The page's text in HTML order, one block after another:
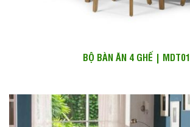
BỘ BÀN ĂN 4 GHẾ | MDT01